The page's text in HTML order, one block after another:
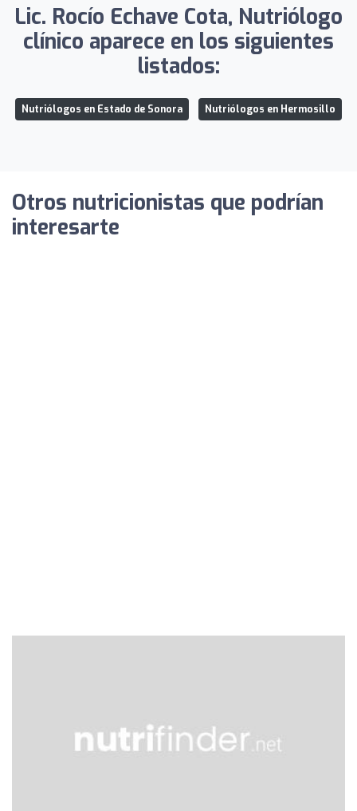
Lic. Rocío Echave Cota, Nutriólogo
clínico aparece en los siguientes
listados:
Nutriólogos en Estado de Sonora Nutriólogos en Hermosillo
Otros nutricionistas que podrían
interesarte